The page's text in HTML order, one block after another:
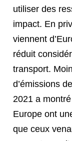
utiliser des
impact. En
viennent
réduit
transport.
d’émissions
2021 a
Europe ont
que ceux